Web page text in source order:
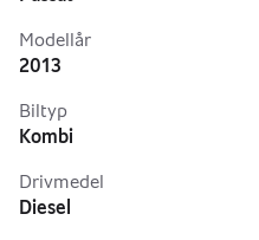
Bilen är genomgången och
Utrustning
Apple CarPlay
Modellår
2013
Biltyp
Kombi
Drivmedel
Diesel